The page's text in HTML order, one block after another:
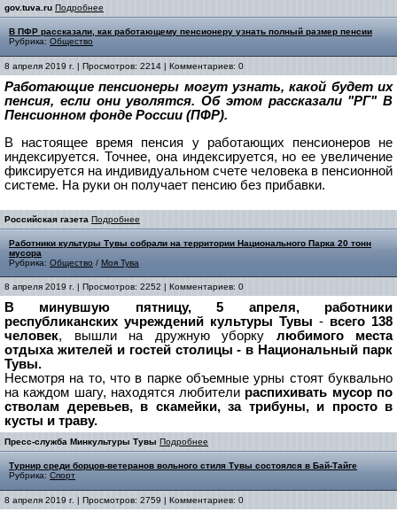
gov.tuva.ru Подробнее
В ПФР рассказали, как работающему пенсионеру узнать полный размер пенсии
Рубрика: Общество
8 апреля 2019 г. | Просмотров: 2214 | Комментариев: 0
Работающие пенсионеры могут узнать, какой будет их
пенсия, если они уволятся. Об этом рассказали "РГ" В
Пенсионном фонде России (ПФР).
В настоящее время пенсия у работающих пенсионеров не
индексируется. Точнее, она индексируется, но ее увеличение
фиксируется на индивидуальном счете человека в пенсионной
системе. На руки он получает пенсию без прибавки.
Российская газета Подробнее
Работники культуры Тувы cобрали на территории Национального Парка 20 тонн
мусора
Рубрика: Общество / Моя Тува
8 апреля 2019 г. | Просмотров: 2252 | Комментариев: 0
В минувшую пятницу, 5 апреля, работники
республиканских учреждений культуры Тувы - всего 138
человек, вышли на дружную уборку любимого места
отдыха жителей и гостей столицы - в Национальный парк
Тувы.
Несмотря на то, что в парке объемные урны стоят буквально
на каждом шагу, находятся любители распихивать мусор по
стволам деревьев, в скамейки, за трибуны, и просто в
кусты и траву.
Пресс-служба Минкультуры Тувы Подробнее
Турнир среди борцов-ветеранов вольного стиля Тувы состоялся в Бай-Тайге
Рубрика: Спорт
8 апреля 2019 г. | Просмотров: 2759 | Комментариев: 0